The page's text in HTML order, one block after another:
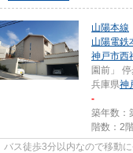
山陽本線
山陽電鉄
神戸市西
園前」
兵庫県神
-
築年数：
階数：2
バス徒歩3分以内なので移動